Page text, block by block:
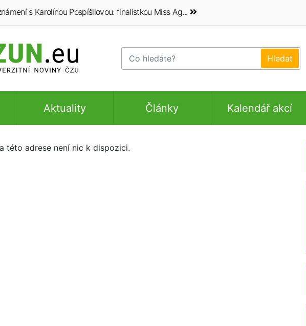
s Karolínou Pospíšilovou: finalistkou Miss Ag...
Aktuality Články Kalendář akcí
této adrese není nic k dispozici.